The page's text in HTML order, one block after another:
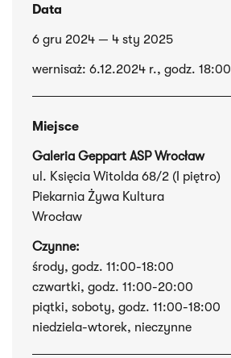
Data
6 gru 2024 — 4 sty 2025
wernisaż: 6.12.2024 r., godz. 18:00
Miejsce
Galeria Geppart ASP Wrocław
ul. Księcia Witolda 68/2 (I piętro)
Piekarnia Żywa Kultura
Wrocław
Czynne:
środy, godz. 11:00-18:00
czwartki, godz. 11:00-20:00
piątki, soboty, godz. 11:00-18:00
niedziela-wtorek, nieczynne